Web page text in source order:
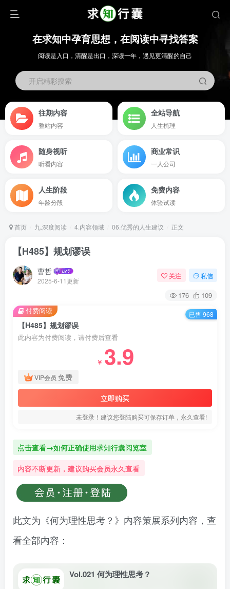
在求知中孕育思想，在阅读中寻找答案
阅读是入口，清醒是出口，深读一年，遇见更清醒的自己
开启精彩搜索
往期内容
整站内容
全站导航
人生梳理
随身视听
听看内容
商业常识
一人公司
人生阶段
年龄分段
免费内容
体验试读
首页 九.深度阅读 4.内容领域 06.优秀的人生建议 正文
【H485】规划谬误
曹哲
2025-6-11更新
关注 私信
176 109
【H485】规划谬误
此内容为付费阅读，请付费后查看
￥ 3.9
VIP会员 免费
立即购买
未登录！建议您登陆购买可保存订单，永久查看!
付费阅读 已售 968
点击查看→如何正确使用求知行囊阅览室
内容不断更新，建议购买会员永久查看
此文为《何为理性思考？》内容策展系列内容，查
看全部内容：
Vol.021 何为理性思考？